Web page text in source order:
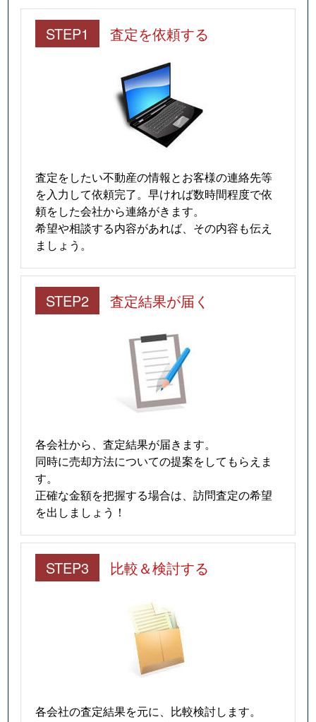
STEP1 査定を依頼する
査定をしたい不動産の情報とお客様の連絡先等
を入力して依頼完了。早ければ数時間程度で依
頼をした会社から連絡がきます。
希望や相談する内容があれば、その内容も伝え
ましょう。
STEP2 査定結果が届く
各会社から、査定結果が届きます。
同時に売却方法についての提案をしてもらえま
す。
正確な金額を把握する場合は、訪問査定の希望
を出しましょう！
STEP3 比較＆検討する
各会社の査定結果を元に、比較検討します。